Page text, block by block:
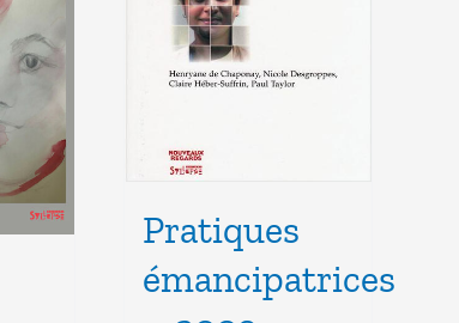
Pratiques
émancipatrices